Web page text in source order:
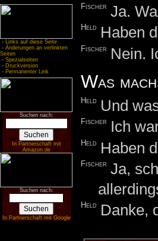
- Links auf diese Seite
- Änderungen an verlinkten
Seiten
- Spezialseiten
- Druckversion
- Permanenter Link
Suchen nach:
In Partnerschaft mit
Amazon.de
Suchen nach:
In Partnerschaft mit Google
Fischer Ja.
Held Haben
Fischer Nein.
Was
Held Und
Fischer Ich
Held Haben
Fischer Ja,
Held Danke,